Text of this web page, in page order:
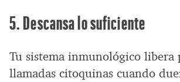
5. Descansa lo suficiente
Tu sistema inmunológico libera
llamadas citoquinas cuando